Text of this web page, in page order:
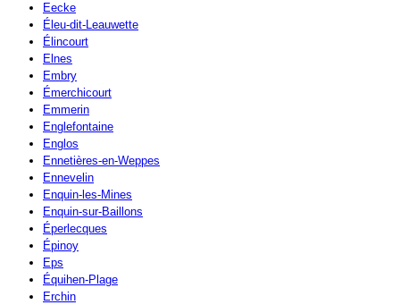
Eecke
Éleu-dit-Leauwette
Élincourt
Elnes
Embry
Émerchicourt
Emmerin
Englefontaine
Englos
Ennetières-en-Weppes
Ennevelin
Enquin-les-Mines
Enquin-sur-Baillons
Éperlecques
Épinoy
Eps
Équihen-Plage
Erchin